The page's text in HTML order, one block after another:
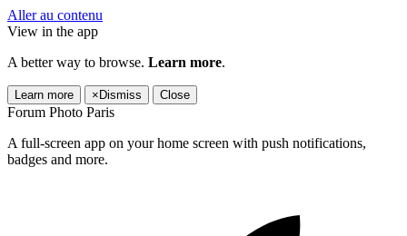
Aller au contenu
View in the app
A better way to browse. Learn more.
Learn more × Dismiss Close
Forum Photo Paris
A full-screen app on your home screen with push notifications,
badges and more.